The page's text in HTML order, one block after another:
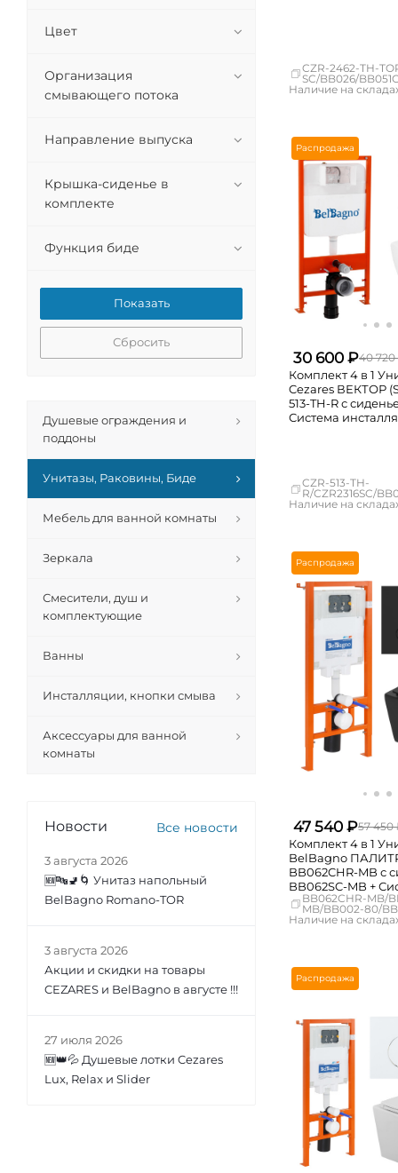
CZR-2462-TH-
SC/BB026/
Наличие на
Краснодар
Новосибирск
Екатеринбург
Распродажа
30 600 ₽40 720
Комплект 4 в 1
Cezares ВЕКТОР
513-TH-R с
Система
CZR-513-TH-
R/CZR2316SC/
Наличие на
Краснодар
Новосибирск
Екатеринбург
Распродажа
47 540 ₽57 450
Комплект 4 в 1
BelBagno
BB062CHR-MB с
BB062SC-MB +
инсталляции для
BelBagno BB002-
смыва BB007-PR-
BB062CHR-MB/
MB/BB002-80/
Наличие на
Краснодар
Новосибирск
Самара
Распродажа
Цвет
Организация
смывающего потока
Направление выпуска
Крышка-сиденье в
комплекте
Функция биде
Сбросить
Душевые ограждения и
поддоны
Унитазы, Раковины, Биде
Мебель для ванной комнаты
Зеркала
Смесители, душ и
комплектующие
Ванны
Инсталляции, кнопки смыва
Аксессуары для ванной
комнаты
Новости Все новости
3 августа 2026
🆕🔤🚽🌀 Унитаз напольный
BelBagno Romano-TOR
3 августа 2026
Акции и скидки на товары
CEZARES и BelBagno в августе !!!
27 июля 2026
🆕👑💦 Душевые лотки Cezares
Lux, Relax и Slider